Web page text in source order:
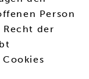
Person
der